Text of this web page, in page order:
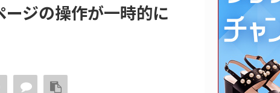
ージの操作が一時的に